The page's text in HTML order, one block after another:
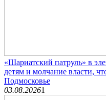
«Шариатский патруль» в
детям и молчание власти,
Подмосковье
03.08.20261